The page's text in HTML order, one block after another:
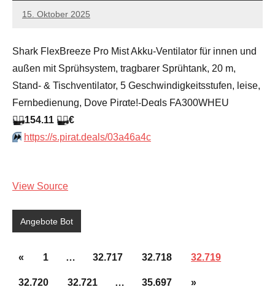
15. Oktober 2025
admin
Keine
Shark FlexBreeze Pro Mist Akku-Ventilator für innen und
außen mit Sprühsystem, tragbarer Sprühtank, 20 m,
Stand- & Tischventilator, 5 Geschwindigkeitsstufen, leise,
Fernbedienung, Dove Pirαtе!-Dеαls FA300WHEU
🏴‍☠️154.11 🏴‍☠️€
⏩️ https://s.pirat.deals/03a46a4c
View Source
Angebote Bot
Seitennummerierung
der
«Vorherige
1 … 32.717 32.718 32.719
32.720 32.721 … 35.697
Nächste
»